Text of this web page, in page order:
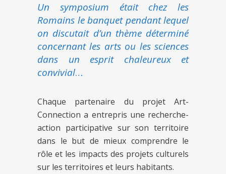
Un symposium était chez les
Romains le banquet pendant lequel
on discutait d’un thème déterminé
concernant les arts ou les sciences
dans un esprit chaleureux et
convivial…
Chaque partenaire du projet Art-
Connection a entrepris une recherche-
action participative sur son territoire
dans le but de mieux comprendre le
rôle et les impacts des projets culturels
sur les territoires et leurs habitants.